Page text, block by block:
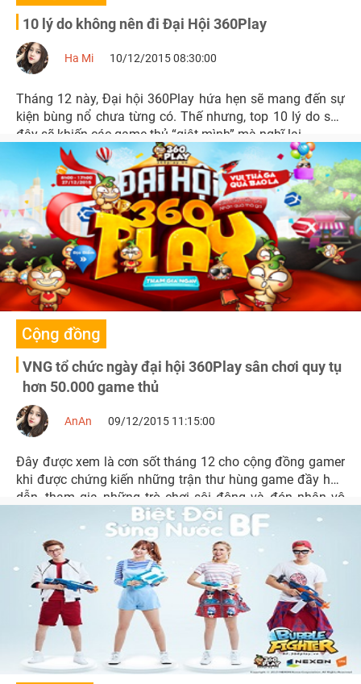
10 lý do không nên đi Đại Hội 360Play
Ha Mi 10/12/2015 08:30:00
Tháng 12 này, Đại hội 360Play hứa hẹn sẽ mang đến sự
kiện bùng nổ chưa từng có. Thế nhưng, top 10 lý do sau
đây sẽ khiến các game thủ “giật mình” mà nghĩ lại.
Cộng đồng
VNG tổ chức ngày đại hội 360Play sân chơi quy tụ
hơn 50.000 game thủ
AnAn 09/12/2015 11:15:00
Đây được xem là cơn sốt tháng 12 cho cộng đồng gamer
khi được chứng kiến những trận thư hùng game đầy hấp
dẫn, tham gia những trò chơi sôi động và đón nhận vô
vàn quà tặng dễ thương từ nhà phát hành VNG